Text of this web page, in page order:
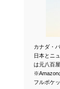
カナダ・
日本とニ
は元八百
※Amazon
フルポケ